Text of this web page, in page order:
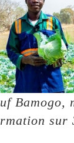
Bamogo,
sur